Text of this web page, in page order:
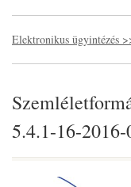
Elektronikus ügyintézés
5.4.1-16-2016-